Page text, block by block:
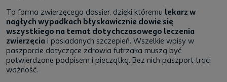
To forma zwierzęcego dossier, dzięki któremu lekarz w
nagłych wypadkach błyskawicznie dowie się
wszystkiego na temat dotychczasowego leczenia
zwierzęcia i posiadanych szczepień. Wszelkie wpisy w
paszporcie dotyczące zdrowia futrzaka muszą być
potwierdzone podpisem i pieczątką. Bez nich paszport traci
ważność.